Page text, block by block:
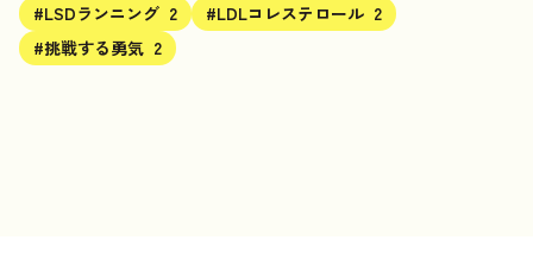
#LSDランニング 2 #LDLコレステロール 2
#挑戦する勇気 2